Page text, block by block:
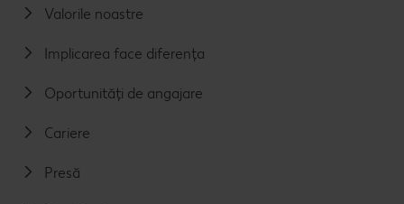
Valorile noastre
Implicarea face diferența
Oportunități de angajare
Cariere
Presă